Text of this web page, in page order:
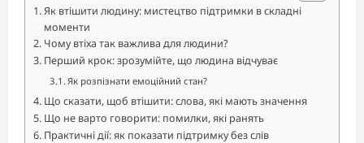
Як втішити людину: мистецтво підтримки в складні
моменти
Чому втіха так важлива для людини?
Перший крок: зрозумійте, що людина відчуває
Як розпізнати емоційний стан?
Що сказати, щоб втішити: слова, які мають значення
Що не варто говорити: помилки, які ранять
Практичні дії: як показати підтримку без слів